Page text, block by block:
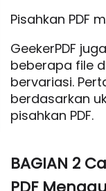
Pisahkan PDF
GeekerPDF
beberapa file
bervariasi.
berdasarkan
pisahkan PDF.
BAGIAN 2